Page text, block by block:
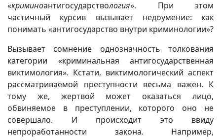
«криминоантигосударствология». При этом
частичный курсив вызывает недоумение: как
понимать «антигосударство внутри криминологии»?
Вызывает сомнение однозначность толкования
категории «криминальная антигосударственная
виктимология». Кстати, виктимологический аспект
рассматриваемой преступности весьма важен. К
тому же, жертвой может оказаться лицо,
обвиняемое в преступлении, которого оно не
совершало. И происходит это ввиду
непроработанности закона. Например,